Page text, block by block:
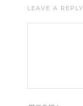
LEAVE A REPLY